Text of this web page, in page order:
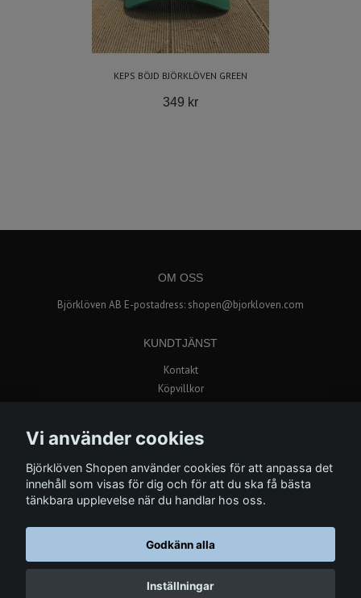
KEPS BÖJD BJÖRKLÖVEN GREEN
349 kr
OM OSS
Björklöven AB E-postadress: shopen@bjorkloven.com
KUNDTJÄNST
Kontakt
Köpvillkor
Vi använder cookies
Björklöven Shopen använder cookies för att anpassa det
innehåll som visas för dig och för att du ska få bästa
tänkbara upplevelse när du handlar hos oss.
Godkänn alla
Inställningar